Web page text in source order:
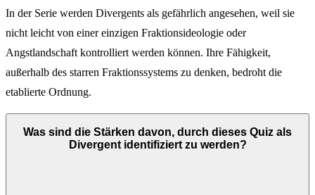
In der Serie werden Divergents als gefährlich angesehen, weil sie
nicht leicht von einer einzigen Fraktionsideologie oder
Angstlandschaft kontrolliert werden können. Ihre Fähigkeit,
außerhalb des starren Fraktionssystems zu denken, bedroht die
etablierte Ordnung.
Was sind die Stärken davon, durch dieses Quiz als
Divergent identifiziert zu werden?